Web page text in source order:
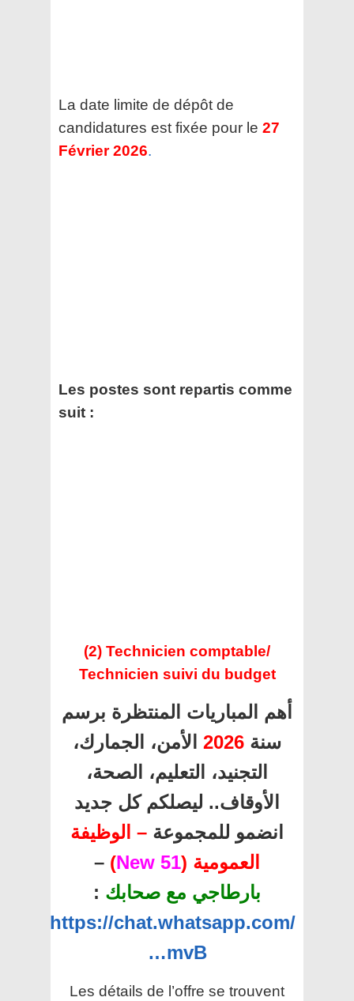
La date limite de dépôt de
candidatures est fixée pour le 27
Février 2026.
Les postes sont repartis comme
suit :
(2) Technicien comptable/
Technicien suivi du budget
أهم المباريات المنتظرة برسم
سنة 2026 الأمن، الجمارك،
التجنيد، التعليم، الصحة،
الأوقاف.. ليصلكم كل جديد
انضمو للمجموعة – الوظيفة
العمومية (51 New
)
–
بارطاجي مع صحابك :
https://chat.whatsapp.com/
…mvB
Les détails de l’offre se trouvent